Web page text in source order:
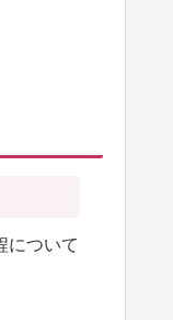
について